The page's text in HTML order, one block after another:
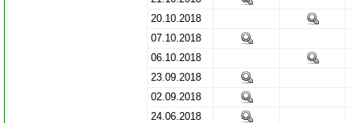
20.10.2018
07.10.2018
06.10.2018
23.09.2018
02.09.2018
24.06.2018